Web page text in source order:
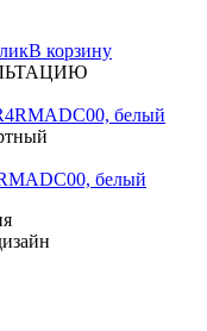
В корзину
белый